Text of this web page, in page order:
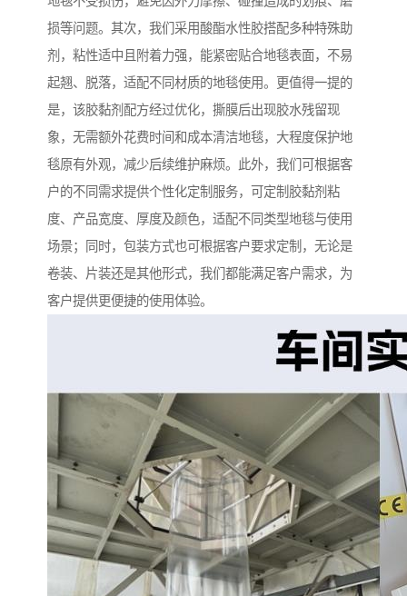
损等问题。其次，我们采用酸酯水性胶搭配多种特殊助
剂，粘性适中且附着力强，能紧密贴合地毯表面，不易
起翘、脱落，适配不同材质的地毯使用。更值得一提的
是，该胶黏剂配方经过优化，撕膜后出现胶水残留现
象，无需额外花费时间和成本清洁地毯，大程度保护地
毯原有外观，减少后续维护麻烦。此外，我们可根据客
户的不同需求提供个性化定制服务，可定制胶黏剂粘
度、产品宽度、厚度及颜色，适配不同类型地毯与使用
场景；同时，包装方式也可根据客户要求定制，无论是
卷装、片装还是其他形式，我们都能满足客户需求，为
客户提供更便捷的使用体验。